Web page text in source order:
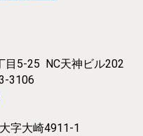
目5-25 NC天神ビル202
3106
字大崎4911-1